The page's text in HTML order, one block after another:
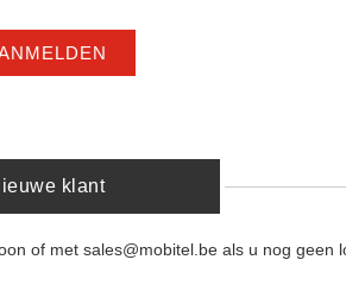
klant
of met sales@mobitel.be als u nog geen